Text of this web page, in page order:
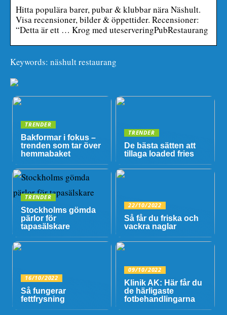
Hitta populära barer, pubar & klubbar nära Näshult.
Visa recensioner, bilder & öppettider. Recensioner:
“Detta är ett … Krog med uteserveringPubRestaurang
Keywords: näshult restaurang
TRENDER
Bakformar i fokus –
trenden som tar över
hemmabaket
TRENDER
De bästa sätten att
tillaga loaded fries
TRENDER
Stockholms gömda
pärlor för
tapasälskare
22/10/2022
Så får du friska och
vackra naglar
16/10/2022
Så fungerar
fettfrysning
09/10/2022
Klinik AK: Här får du
de härligaste
fotbehandlingarna